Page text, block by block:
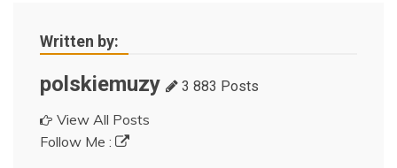
Written by:
polskiemuzy 3 883 Posts
View All Posts
Follow Me :